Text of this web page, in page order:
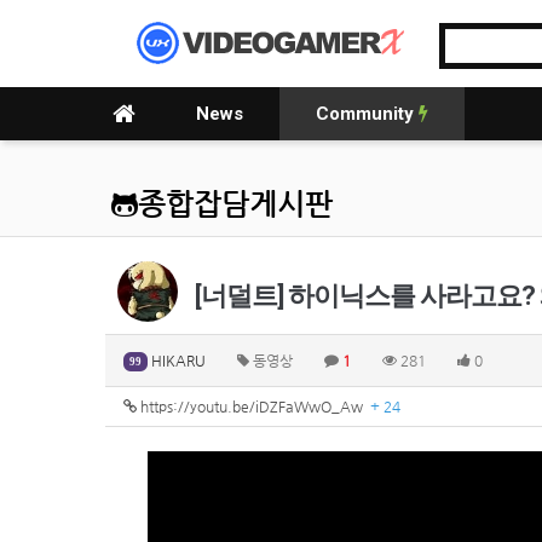
News Community
종합잡담게시판
[너덜트] 하이닉스를 사라고요?
99 HIKARU 동영상 1 281 0
https://youtu.be/iDZFaWwO_Aw + 24